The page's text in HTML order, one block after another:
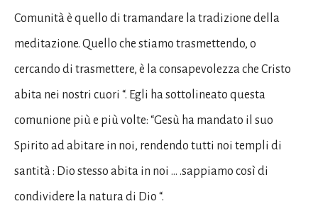
Comunità è quello di tramandare la tradizione della
meditazione. Quello che stiamo trasmettendo, o
cercando di trasmettere, è la consapevolezza che Cristo
abita nei nostri cuori “. Egli ha sottolineato questa
comunione più e più volte: “Gesù ha mandato il suo
Spirito ad abitare in noi, rendendo tutti noi templi di
santità : Dio stesso abita in noi … .sappiamo così di
condividere la natura di Dio “.